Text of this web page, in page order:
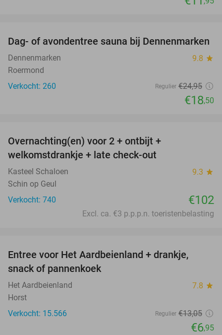
26%
Dag- of avondentree sauna bij Dennenmarken
Dennenmarken 9.8 star
Roermond
Verkocht: 260
Regulier €24,95
€18,50
Overnachting(en) voor 2 + ontbijt +
welkomstdrankje + late check-out
Kasteel Schaloen 9.3 star
Schin op Geul
Verkocht: 740
€102
Excl. ca. €3 p.p.p.n. toeristenbelasting
Entree voor Het Aardbeienland + drankje,
snack of pannenkoek
Het Aardbeienland 7.8 star
Horst
Verkocht: 15.566
Regulier €13,05
€6,95